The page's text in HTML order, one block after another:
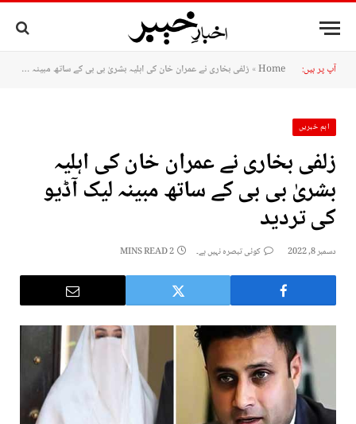
آپ پر ہیں: Home
» زلفی بخاری نے عمران خان کی اہلیہ بشریٰ بی بی کے ساتھ مبینہ لیک آڈیو کی تردید
اہم خبریں
زلفی بخاری نے عمران خان کی اہلیہ
بشریٰ بی بی کے ساتھ مبینہ لیک آڈیو
کی تردید
دسمبر 8, 2022 کوئی تبصرہ نہیں ہے۔ 2 MINS READ